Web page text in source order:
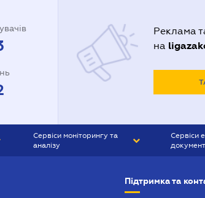
Реклама
на
Сервіси моніторингу та
аналізу
Сервіси
Підтримка та